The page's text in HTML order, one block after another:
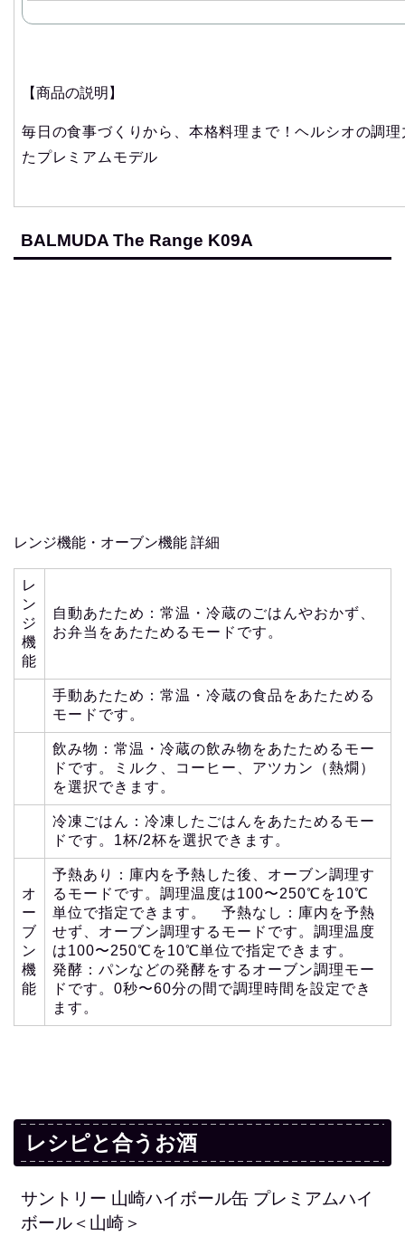
【商品の説明】
毎日の食事づくりから、本格料理まで！ヘルシオの調
たプレミアムモデル
BALMUDA The Range K09A
レンジ機能・オーブン機能 詳細
レ
ン
ジ
機
能
自動あたため：常温・冷蔵のごはんやおかず、
お弁当をあたためるモードです。
手動あたため：常温・冷蔵の食品をあたためる
モードです。
飲み物：常温・冷蔵の飲み物をあたためるモー
ドです。ミルク、コーヒー、アツカン（熱燗）
を選択できます。
冷凍ごはん：冷凍したごはんをあたためるモー
ドです。1杯/2杯を選択できます。
オ
ー
ブ
ン
機
能
予熱あり：庫内を予熱した後、オーブン調理す
るモードです。調理温度は100〜250℃を10℃
単位で指定できます。 予熱なし：庫内を予熱
せず、オーブン調理するモードです。調理温度
は100〜250℃を10℃単位で指定できます。
発酵：パンなどの発酵をするオーブン調理モー
ドです。0秒〜60分の間で調理時間を設定でき
ます。
レシピと合うお酒
サントリー 山崎ハイボール缶 プレミアムハイ
ボール＜山崎＞